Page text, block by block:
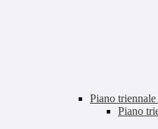
Piano
Piano